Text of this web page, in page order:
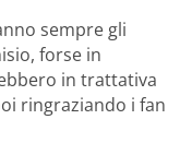
sempre gli
forse in
in trattativa
ringraziando i fan